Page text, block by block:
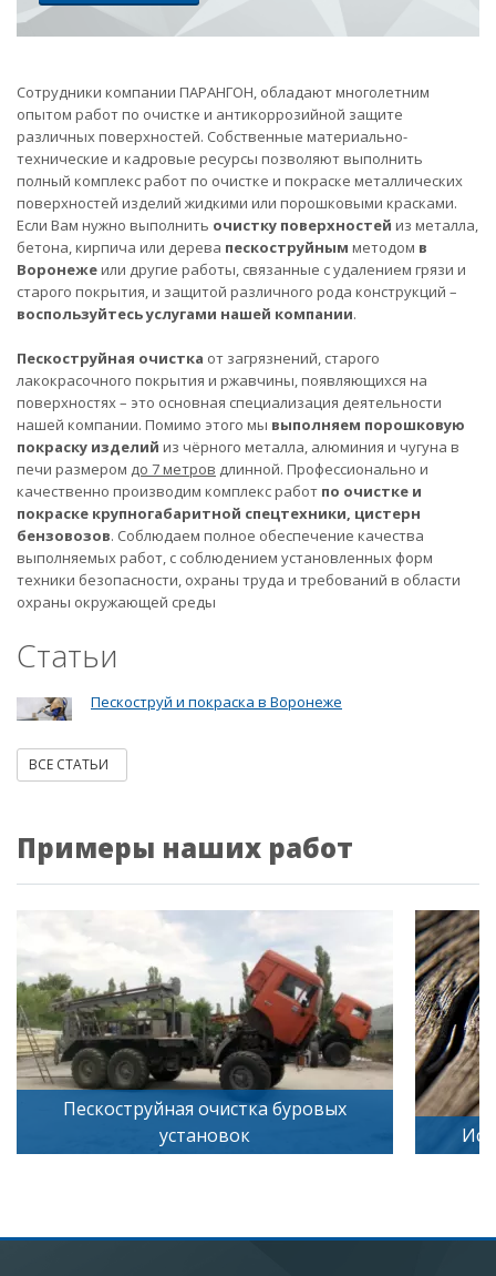
Сотрудники компании ПАРАНГОН, обладают многолетним
опытом работ по очистке и антикоррозийной защите
различных поверхностей. Собственные материально-
технические и кадровые ресурсы позволяют выполнить
полный комплекс работ по очистке и покраске металлических
поверхностей изделий жидкими или порошковыми красками.
Если Вам нужно выполнить очистку поверхностей из металла,
бетона, кирпича или дерева пескоструйным методом в
Воронежеили другие работы, связанные с удалением грязи и
старого покрытия, и защитой различного рода конструкций –
воспользуйтесь услугами нашей компании.
Пескоструйная очистка от загрязнений, старого
лакокрасочного покрытия и ржавчины, появляющихся на
поверхностях – это основная специализация деятельности
нашей компании. Помимо этого мы выполняем порошковую
покраску изделий из чёрного металла, алюминия и чугуна в
печи размером до 7 метров длинной. Профессионально и
качественно производим комплекс работ по очистке и
покраске крупногабаритной спецтехники, цистерн
бензовозов. Соблюдаем полное обеспечение качества
выполняемых работ, с соблюдением установленных форм
техники безопасности, охраны труда и требований в области
охраны окружающей среды
Статьи
Пескоструй и покраска в Воронеже
ВСЕ СТАТЬИ
Примеры наших работ
очистка буровых
Искусственное